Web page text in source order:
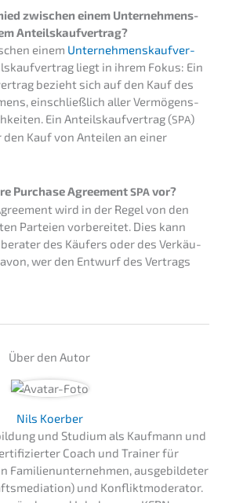
zwischen einem Unter­neh­mens­
Anteilskaufvertrag?
einem Unter­neh­mens­kauf­ver­
liegt in ihrem Fokus: Ein
bezieht sich auf den Kauf des
einschließ­lich aller Vermö­gens­
Ein Anteils­kauf­ver­trag (SPA)
Kauf von Antei­len an einer
Purcha­se Agree­mentSPAvor?
wird in der Regel von den
Partei­en vorbe­rei­tet. Dies kann
des Käufers oder des Verkäu­
wer den Entwurf des Vertrags
Über den Autor
Nils Koerber
und Studium als Kaufmann und
Coach und Trainer für
Familienunternehmen, ausgebildeter
und Konfliktmoderator.